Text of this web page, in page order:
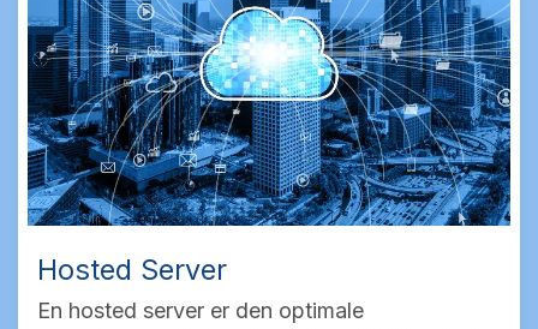
Hosted Server
En hosted server er den optimale